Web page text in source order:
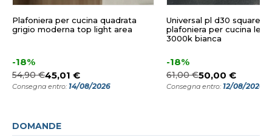
Plafoniera per cucina quadrata
grigio moderna top light area
-18%
54,90 €45,01 €
Consegna entro: 14/08/2026
Universal pl d30 square
plafoniera per cucina led
3000k bianca
-18%
61,00 €50,00 €
Consegna entro: 12/08/2026
DOMANDE